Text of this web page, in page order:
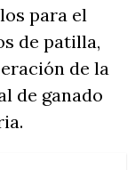
para el
de patilla,
de la
de ganado